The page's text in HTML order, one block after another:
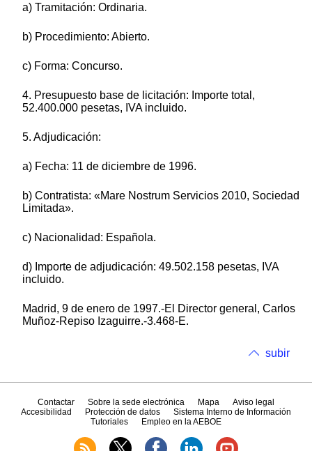
a) Tramitación: Ordinaria.
b) Procedimiento: Abierto.
c) Forma: Concurso.
4. Presupuesto base de licitación: Importe total,
52.400.000 pesetas, IVA incluido.
5. Adjudicación:
a) Fecha: 11 de diciembre de 1996.
b) Contratista: «Mare Nostrum Servicios 2010, Sociedad
Limitada».
c) Nacionalidad: Española.
d) Importe de adjudicación: 49.502.158 pesetas, IVA
incluido.
Madrid, 9 de enero de 1997.-El Director general, Carlos
Muñoz-Repiso Izaguirre.-3.468-E.
subir
Contactar Sobre la sede electrónica Mapa
Aviso legal
Accesibilidad
Protección de datos
Sistema Interno de Información
Tutoriales
Empleo en la AEBOE